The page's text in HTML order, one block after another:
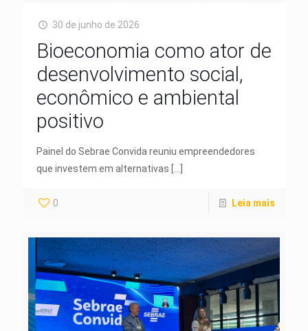
30 de junho de 2026
Bioeconomia como ator de
desenvolvimento social,
econômico e ambiental
positivo
Painel do Sebrae Convida reuniu empreendedores
que investem em alternativas […]
0 Leia mais